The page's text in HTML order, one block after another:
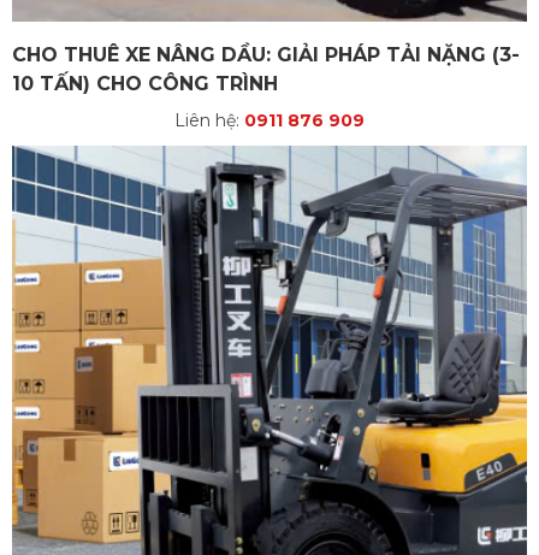
CHO THUÊ XE NÂNG DẦU: GIẢI PHÁP TẢI NẶNG (3-
10 TẤN) CHO CÔNG TRÌNH
Liên hệ: 0911 876 909